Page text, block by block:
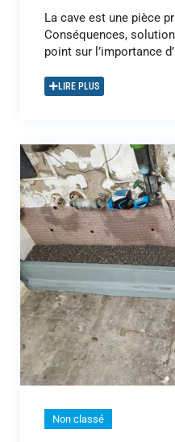
La cave est une pièce
Conséquences,
point sur l’importance
LIRE PLUS
Non classé